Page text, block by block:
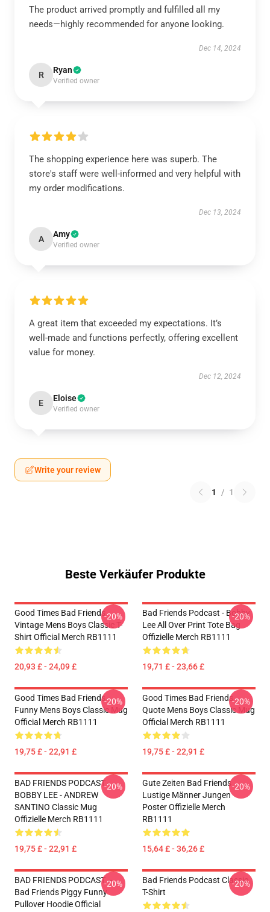
The product arrived promptly and fulfilled all my
needs—highly recommended for anyone looking.
Dec 14, 2024
R Ryan
Verified owner
The shopping experience here was superb. The
store's staff were well-informed and very helpful with
my order modifications.
Dec 13, 2024
A Amy
Verified owner
A great item that exceeded my expectations. It’s
well-made and functions perfectly, offering excellent
value for money.
Dec 12, 2024
E Eloise
Verified owner
Write your review
1 / 1
Beste Verkäufer Produkte
Good Times Bad Friends
Vintage Mens Boys Classic T-
Shirt Official Merch RB1111
20,93 £ - 24,09 £
-20%
Bad Friends Podcast - Bobby
Lee All Over Print Tote Bag
Offizielle Merch RB1111
19,71 £ - 23,66 £
-20%
Good Times Bad Friends
Funny Mens Boys Classic Mug
Official Merch RB1111
19,75 £ - 22,91 £
-20%
Good Times Bad Friends
Quote Mens Boys Classic Mug
Official Merch RB1111
19,75 £ - 22,91 £
-20%
BAD FRIENDS PODCAST -
BOBBY LEE - ANDREW
SANTINO Classic Mug
Offizielle Merch RB1111
19,75 £ - 22,91 £
-20%
Gute Zeiten Bad Friends
Lustige Männer Jungen
Poster Offizielle Merch
RB1111
15,64 £ - 36,26 £
-20%
BAD FRIENDS PODCAST –
Bad Friends Piggy Funny
Pullover Hoodie Official
-20%
Bad Friends Podcast Classic
T-Shirt
-20%